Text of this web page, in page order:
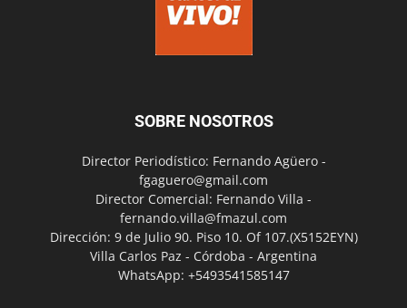
SOBRE NOSOTROS
Director Periodístico: Fernando Agüero -
fgaguero@gmail.com
Director Comercial: Fernando Villa -
fernando.villa@fmazul.com
Dirección: 9 de Julio 90. Piso 10. Of 107.(X5152EYN)
Villa Carlos Paz - Córdoba - Argentina
WhatsApp: +5493541585147